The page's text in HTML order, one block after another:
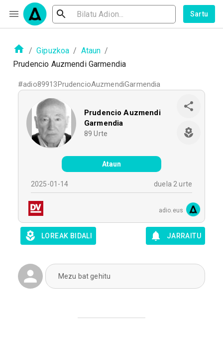
Sartu
/ Gipuzkoa / Ataun /
Prudencio Auzmendi Garmendia
#adio89913PrudencioAuzmendiGarmendia
Prudencio Auzmendi
Garmendia
89 Urte
Ataun
2025-01-14 duela 2 urte
adio.eus
LOREAK BIDALI JARRAITU
Mezu bat gehitu